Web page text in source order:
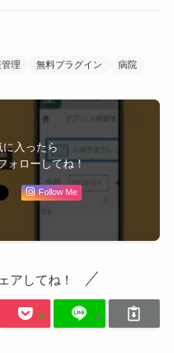
理 無料プラグイン 病院
に入ったら
ォローしてね！
Follow Me
アしてね！